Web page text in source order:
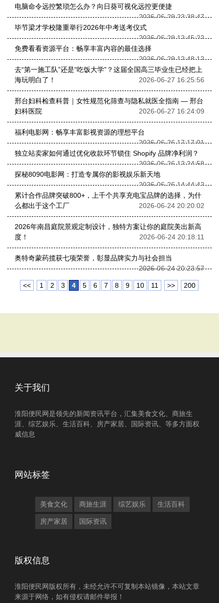
电脑命令远控繁琐怎么办？向日葵可视化远控更便捷
2026-06-29 23:38:47
毕节梁才学校隆重举行2026年中考送考仪式
2026-06-29 12:45:22
免费看看资源平台：畅享丰富内容的最佳选择
2026-06-29 12:48:12
去“第一施工队”还是“吃饭大学”？这届全国高三毕业生已经把上
海玩明白了！
2026-06-27 16:25:56
邢台妇科检查科普｜女性规范化筛查与隐私就医全指南 — 邢台
妇科医院
2026-06-27 16:24:09
福利电影网：畅享丰富影视资源的理想平台
2026-06-26 17:17:01
独立站卖家如何通过优化收款环节锁住 Shopify 品牌净利润？
2026-06-26 12:24:58
探秘8090电影网：打造专属你的影视娱乐新天地
2026-06-26 14:44:42
累计合作品牌突破800+，上千个共享充电宝品牌的选择，为什
么都出于这个工厂
2026-06-24 20:20:02
2026年南昌庭院景观定制设计，独特方案让你的庭院美出新高
度！
2026-06-24 20:18:11
奥特奇蒙药揽获七项荣誉，彰显品牌实力与社会担当
2026-06-24 20:23:57
<< 1 2 3 4 5 6 7 8 9 10 11 >> 200
关于我们
淮阳便民网是领先的新闻资讯平台，汇集美食文化、商旅生
涯、综艺娱乐、生活百科、房产家居、国际资讯、等多方面权
威信息
网站标签
美食文化 商旅生涯 综艺娱乐 生活百科
房产家居 国际资讯
版权信息
淮阳便民网版权所有，未经允许不可复制本站镜像，本站文章
来源于网络，如有侵权请邮件举报！